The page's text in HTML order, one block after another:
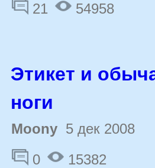
21
54958
Этикет и
ноги
Moony 5 дек 2008
0
15382